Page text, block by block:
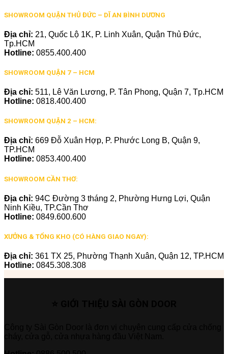
SHOWROOM QUẬN THỦ ĐỨC – DĨ AN BÌNH DƯƠNG
Địa chỉ: 21, Quốc Lộ 1K, P. Linh Xuân, Quận Thủ Đức,
Tp.HCM
Hotline: 0855.400.400
SHOWROOM QUẬN 7 – HCM
Địa chỉ: 511, Lê Văn Lương, P. Tân Phong, Quận 7, Tp.HCM
Hotline: 0818.400.400
SHOWROOM QUẬN 2 – HCM:
Địa chỉ: 669 Đỗ Xuân Hợp, P. Phước Long B, Quận 9,
TP.HCM
Hotline: 0853.400.400
SHOWROOM CẦN THƠ:
Địa chỉ: 94C Đường 3 tháng 2, Phường Hưng Lợi, Quận
Ninh Kiều, TP.Cần Thơ
Hotline: 0849.600.600
XƯỞNG & TỔNG KHO (CÓ HÀNG GIAO NGAY):
Địa chỉ: 361 TX 25, Phường Thạnh Xuân, Quận 12, TP.HCM
Hotline: 0845.308.308